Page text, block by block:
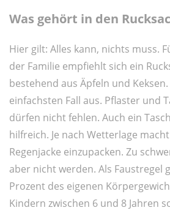
Was gehört in den
Hier gilt: Alles kann, nichts muss.
der Familie empfiehlt sich ein
bestehend aus Äpfeln und
einfachsten Fall aus. Pflaster und
dürfen nicht fehlen. Auch ein
hilfreich. Je nach Wetterlage
Regenjacke einzupacken. Zu
aber nicht werden. Als Faustregel
Prozent des eigenen
Kindern zwischen 6 und 8 Jahren